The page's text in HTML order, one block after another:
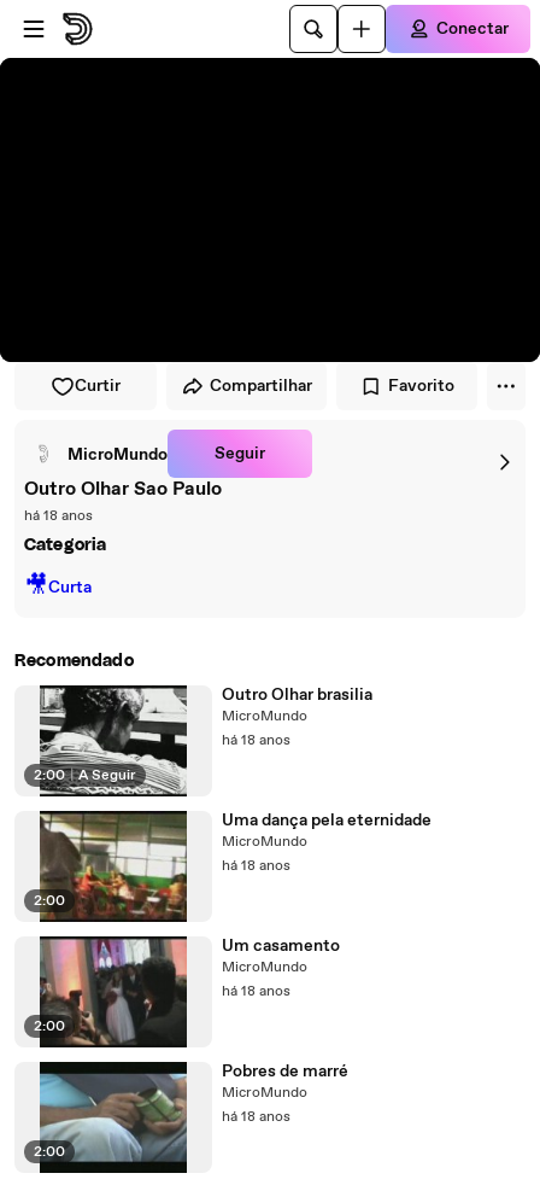
Pular para o player
Ir para o conteúdo principal
Conectar
Curtir Compartilhar Favorito
MicroMundo Seguir
Outro Olhar Sao Paulo
há 18 anos
Categoria
🎥Curta
Recomendado
2:00 | A Seguir
Outro Olhar brasilia
MicroMundo
há 18 anos
2:00
Uma dança pela eternidade
MicroMundo
há 18 anos
2:00
Um casamento
MicroMundo
há 18 anos
2:00
Pobres de marré
MicroMundo
há 18 anos